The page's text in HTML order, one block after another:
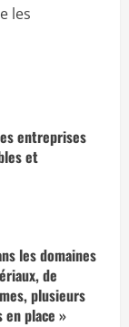
les
entreprises
et
les domaines
de
plusieurs
place »